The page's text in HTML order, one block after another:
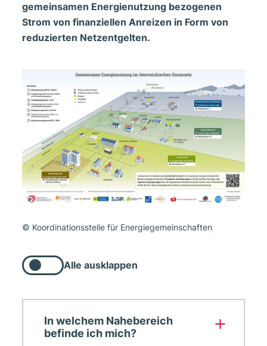
gemeinsamen Energienutzung bezogenen
Strom von finanziellen Anreizen in Form von
reduzierten Netzentgelten.
© Koordinationsstelle für Energiegemeinschaften
Alle ausklappen
Alle
In welchem Nahebereich
befinde ich mich?